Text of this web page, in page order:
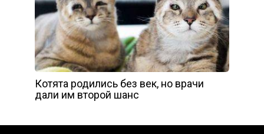
Котята родились без век, но врачи
дали им второй шанс